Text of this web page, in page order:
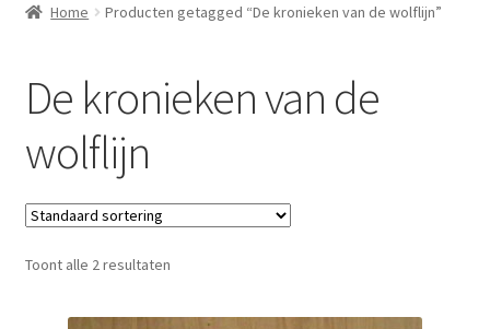
Verzendkosten & Ophalen boeken
Winkelmand
Home Producten getagged “De kronieken van de wolflijn”
De kronieken van de
wolflijn
Toont alle 2 resultaten